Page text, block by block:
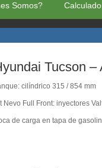
Somos?
Tucson –
cilíndrico 315 / 854 mm
Nevo Full Front: inyectores
de carga en tapa de